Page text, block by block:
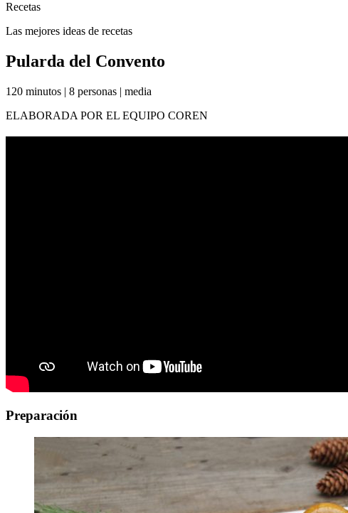
Recetas
Las mejores ideas de recetas
Pularda del Convento
120 minutos | 8 personas | media
ELABORADA POR EL EQUIPO COREN
Preparación